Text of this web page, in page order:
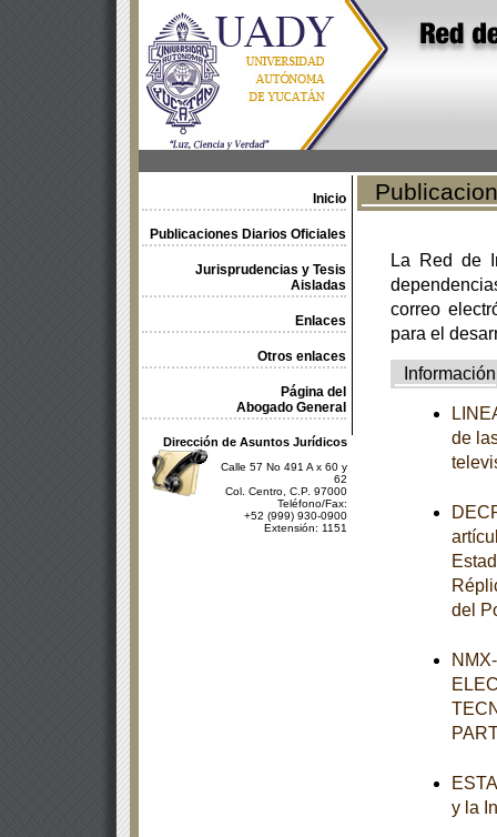
Inicio
Publicaciones Diarios Oficiales
Jurisprudencias y Tesis
Aisladas
Enlaces
Otros enlaces
Página del
Abogado General
Dirección de Asuntos Jurídicos
Calle 57 No 491 A x 60 y
62
Col. Centro, C.P. 97000
Teléfono/Fax:
+52 (999) 930-0900
Extensión: 1151
La Red de
correo
para el
Información
de
del
y la